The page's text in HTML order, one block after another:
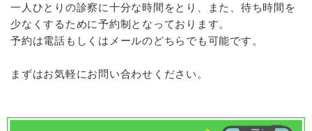
一人ひとりの診察に十分な時間をとり、また、待ち時間を
少なくするために予約制となっております。
予約は電話もしくはメールのどちらでも可能です。
まずはお気軽にお問い合わせください。